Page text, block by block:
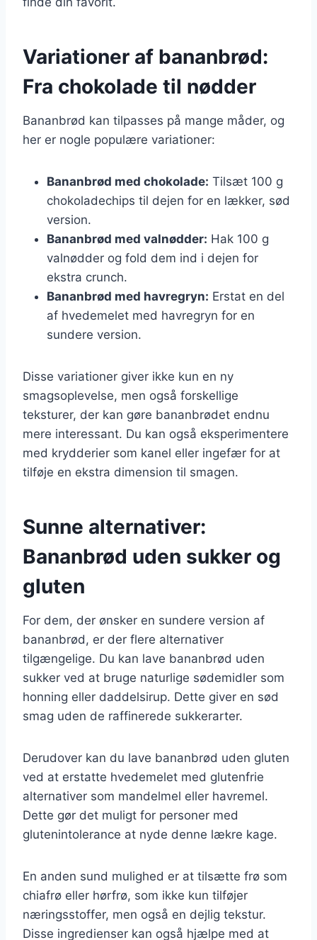
Variationer af bananbrød:
Fra chokolade til nødder
Bananbrød kan tilpasses på mange måder, og
her er nogle populære variationer:
Bananbrød med chokolade: Tilsæt 100 g
chokoladechips til dejen for en lækker, sød
version.
Bananbrød med valnødder: Hak 100 g
valnødder og fold dem ind i dejen for
ekstra crunch.
Bananbrød med havregryn: Erstat en del
af hvedemelet med havregryn for en
sundere version.
Disse variationer giver ikke kun en ny
smagsoplevelse, men også forskellige
teksturer, der kan gøre bananbrødet endnu
mere interessant. Du kan også eksperimentere
med krydderier som kanel eller ingefær for at
tilføje en ekstra dimension til smagen.
Sunne alternativer:
Bananbrød uden sukker og
gluten
For dem, der ønsker en sundere version af
bananbrød, er der flere alternativer
tilgængelige. Du kan lave bananbrød uden
sukker ved at bruge naturlige sødemidler som
honning eller daddelsirup. Dette giver en sød
smag uden de raffinerede sukkerarter.
Derudover kan du lave bananbrød uden gluten
ved at erstatte hvedemelet med glutenfrie
alternativer som mandelmel eller havremel.
Dette gør det muligt for personer med
glutenintolerance at nyde denne lækre kage.
En anden sund mulighed er at tilsætte frø som
chiafrø eller hørfrø, som ikke kun tilføjer
næringsstoffer, men også en dejlig tekstur.
Disse ingredienser kan også hjælpe med at